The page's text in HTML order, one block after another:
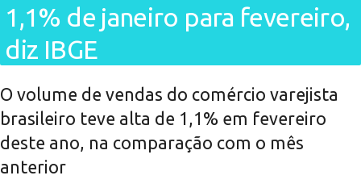
1,1% de janeiro para fevereiro,
diz IBGE
O volume de vendas do comércio varejista
brasileiro teve alta de 1,1% em fevereiro
deste ano, na comparação com o mês
anterior